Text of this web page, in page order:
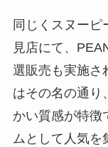
同じくスヌー
見店にて、
選販売も実施さ
はその名の通り
かい質感が特徴
ムとして人気を